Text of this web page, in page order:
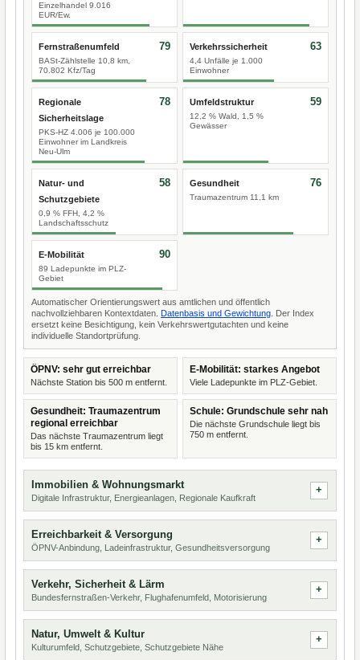
Einzelhandel 9.016
EUR/Ew.
Fernstraßenumfeld
BASt-Zählstelle 10,8 km,
70.802 Kfz/Tag
79 Verkehrssicherheit
4,4 Unfälle je 1.000
Einwohner
63
Regionale
Sicherheitslage
PKS-HZ 4.006 je 100.000
Einwohner im Landkreis
Neu-Ulm
78 Umfeldstruktur
12,2 % Wald, 1,5 %
Gewässer
59
Natur- und
Schutzgebiete
0,9 % FFH, 4,2 %
Landschaftsschutz
58 Gesundheit
Traumazentrum 11,1 km
76
E-Mobilität
89 Ladepunkte im PLZ-
Gebiet
90
Automatischer Orientierungswert aus amtlichen und öffentlich
nachvollziehbaren Kontextdaten. Datenbasis und Gewichtung . Der Index
ersetzt keine Besichtigung, kein Verkehrswertgutachten und keine
individuelle Standortprüfung.
ÖPNV: sehr gut erreichbar
Nächste Station bis 500 m entfernt.
E-Mobilität: starkes Angebot
Viele Ladepunkte im PLZ-Gebiet.
Gesundheit: Traumazentrum
regional erreichbar
Das nächste Traumazentrum liegt
bis 15 km entfernt.
Schule: Grundschule sehr nah
Die nächste Grundschule liegt bis
750 m entfernt.
Immobilien & Wohnungsmarkt
Digitale Infrastruktur, Energieanlagen, Regionale Kaufkraft
Erreichbarkeit & Versorgung
ÖPNV-Anbindung, Ladeinfrastruktur, Gesundheitsversorgung
Verkehr, Sicherheit & Lärm
Bundesfernstraßen-Verkehr, Flughafenumfeld, Motorisierung
Natur, Umwelt & Kultur
Kulturumfeld, Schutzgebiete, Schutzgebiete Nähe